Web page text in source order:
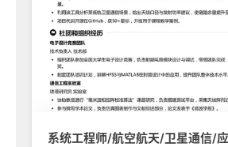
系统工程师/航空航天/卫星通信/